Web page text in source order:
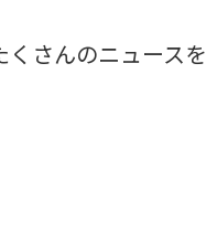
さんのニュースを